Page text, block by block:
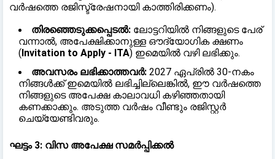
വർഷത്തെ രജിസ്ട്രേഷനായി കാത്തിരിക്കണം).
തിരഞ്ഞെടുക്കപ്പെടൽ: ലോട്ടറിയിൽ നിങ്ങളുടെ പേര്
വന്നാൽ, അപേക്ഷിക്കാനുള്ള ഔദ്യോഗിക ക്ഷണം
(Invitation to Apply - ITA) ഇമെയിൽ വഴി ലഭിക്കും.
അവസരം ലഭിക്കാത്തവർ: 2027 ഏപ്രിൽ 30-നകം
നിങ്ങൾക്ക് ഇമെയിൽ ലഭിച്ചില്ലെങ്കിൽ, ഈ വർഷത്തെ
നിങ്ങളുടെ അപേക്ഷ കാലാവധി കഴിഞ്ഞതായി
കണക്കാക്കും. അടുത്ത വർഷം വീണ്ടും രജിസ്റ്റർ
ചെയ്യേണ്ടിവരും.
ഘട്ടം 3: വിസ അപേക്ഷ സമർപ്പിക്കൽ